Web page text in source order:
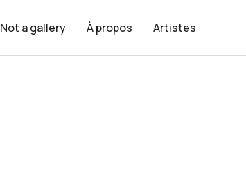
Not a gallery À propos Artistes